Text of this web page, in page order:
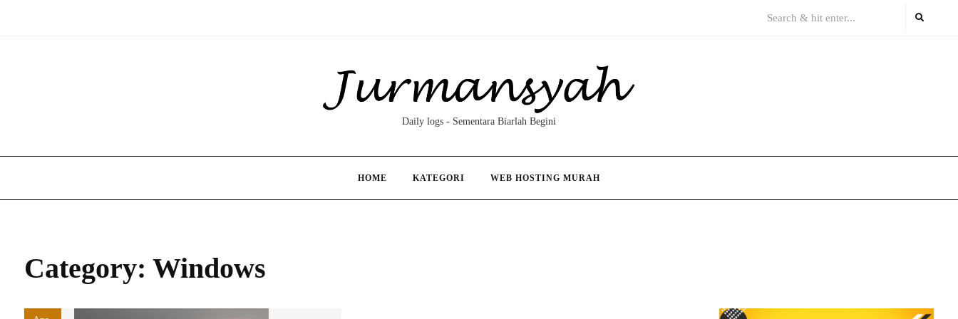
Daily logs - Sementara Biarlah Begini
HOME KATEGORI WEB HOSTING MURAH
Category: Windows